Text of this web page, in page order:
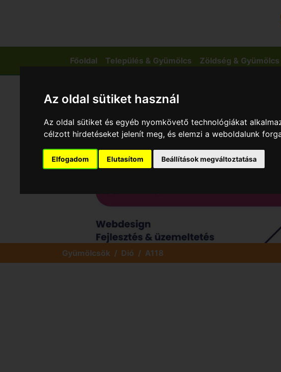
Az oldal sütiket használ
Az oldal sütiket és egyéb nyomkövető technológiákat
célzott hirdetéseket jelenít meg, és elemzi a weboldalunk
Elfogadom Elutasítom Beállítások megváltoztatása
Főoldal Település & Gyümölcs Zöldség & Gyümölcs
Gyümölcsök Dió A118